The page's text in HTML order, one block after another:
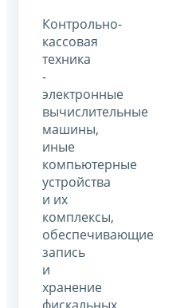
Контрольно-
кассовая
техника
-
электронные
вычислительные
машины,
иные
компьютерные
устройства
и их
комплексы,
обеспечивающие
запись
и
хранение